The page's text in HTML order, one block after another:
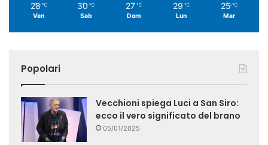
28 ℃
Ven
30 ℃
Sab
27 ℃
Dom
29 ℃
Lun
25 ℃
Mar
Popolari
Vecchioni spiega Luci a San Siro:
ecco il vero significato del brano
05/01/2025